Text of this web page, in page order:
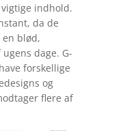
indhold.
da de
blød,
dage. G-
forskellige
og
flere af